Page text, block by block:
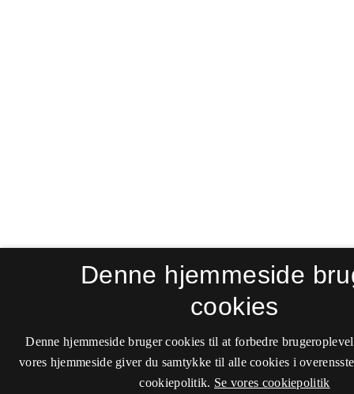
Denne hjemmeside
cookies
Denne hjemmeside bruger cookies til at forbedre
vores hjemmeside giver du samtykke til alle cookies i
cookiepolitik. Se vores cookiepolitik